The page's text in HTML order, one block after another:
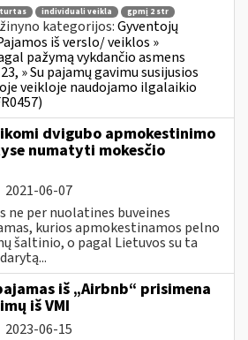
individuali veikla
gpmį 2 str
kategorijos:Gyventojų
iš verslo/ veiklos »
pažymą vykdančio asmens
» Su pajamų gavimu susijusios
veikloje naudojamo ilgalaikio
dvigubo apmokestinimo
numatyti mokesčio
2021-06-07
ne per nuolatines buveines
kurios apmokestinamos pelno
šaltinio, o pagal Lietuvos su ta
iš „Airbnb“ prisimena
iš VMI
2023-06-15